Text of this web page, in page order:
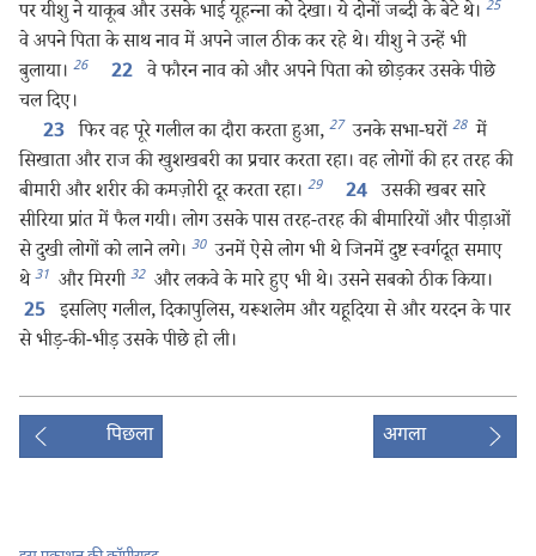
पर यीशु ने याकूब और उसके भाई यूहन्‍ना को देखा। ये दोनों जब्दी के बेटे थे। 25
वे अपने पिता के साथ नाव में अपने जाल ठीक कर रहे थे। यीशु ने उन्हें भी
बुलाया। 26 22 वे फौरन नाव को और अपने पिता को छोड़कर उसके पीछे
चल दिए।
23 फिर वह पूरे गलील का दौरा करता हुआ, 27 उनके सभा-घरों 28 में
सिखाता और राज की खुशखबरी का प्रचार करता रहा। वह लोगों की हर तरह की
बीमारी और शरीर की कमज़ोरी दूर करता रहा। 29 24 उसकी खबर सारे
सीरिया प्रांत में फैल गयी। लोग उसके पास तरह-तरह की बीमारियों और पीड़ाओं
से दुखी लोगों को लाने लगे। 30 उनमें ऐसे लोग भी थे जिनमें दुष्ट स्वर्गदूत समाए
थे 31 और मिरगी 32 और लकवे के मारे हुए भी थे। उसने सबको ठीक किया।
25 इसलिए गलील, दिकापुलिस, यरूशलेम और यहूदिया से और यरदन के पार
से भीड़-की-भीड़ उसके पीछे हो ली।
पिछला अगला